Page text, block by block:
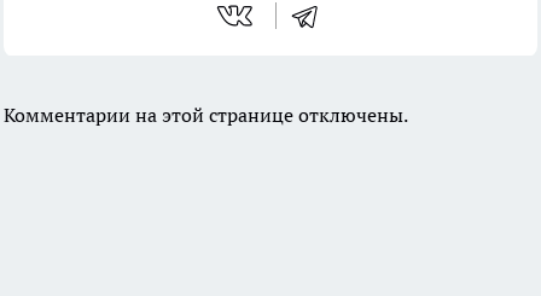
Комментарии на этой странице отключены.